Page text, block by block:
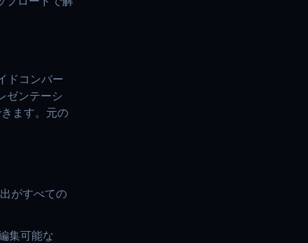
ドコンバー
ゼンテーシ
ます。元の
がすべての
集可能な